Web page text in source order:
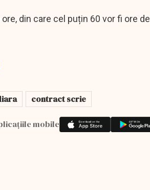
din care cel puțin 60 vor fi ore de
contract scrie
mobile